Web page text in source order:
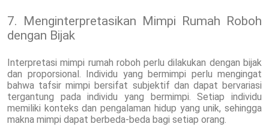
7. Menginterpretasikan Mimpi Rumah Roboh
dengan Bijak
Interpretasi mimpi rumah roboh perlu dilakukan dengan bijak
dan proporsional. Individu yang bermimpi perlu mengingat
bahwa tafsir mimpi bersifat subjektif dan dapat bervariasi
tergantung pada individu yang bermimpi. Setiap individu
memiliki konteks dan pengalaman hidup yang unik, sehingga
makna mimpi dapat berbeda-beda bagi setiap orang.